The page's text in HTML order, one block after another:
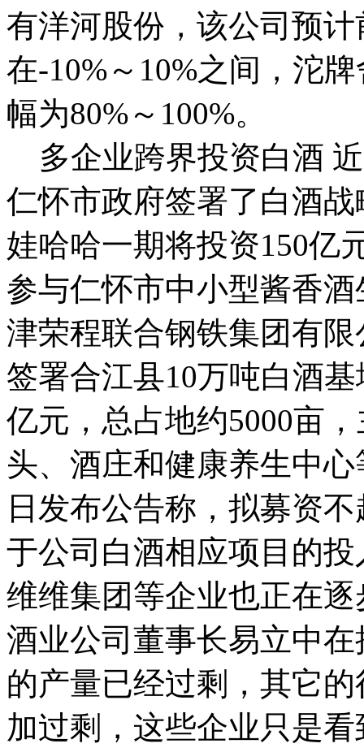
有洋河股份，该公司预
在-10%～10%之间，沱
幅为80%～100%。
多企业跨界投资白酒
仁怀市政府签署了白酒
娃哈哈一期将投资150亿
参与仁怀市中小型酱香
津荣程联合钢铁集团有
签署合江县10万吨白酒
亿元，总占地约5000亩
头、酒庄和健康养生中
日发布公告称，拟募资
于公司白酒相应项目的
维维集团等企业也正在
酒业公司董事长易立中
的产量已经过剩，其它
加过剩，这些企业只是